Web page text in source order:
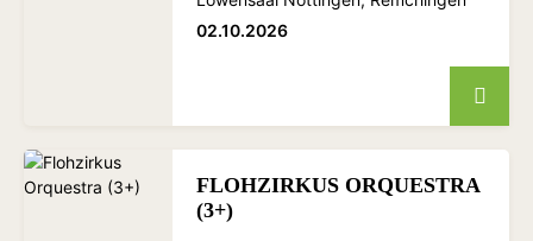
02.10.2026
FLOHZIRKUS ORQUESTRA
(3+)